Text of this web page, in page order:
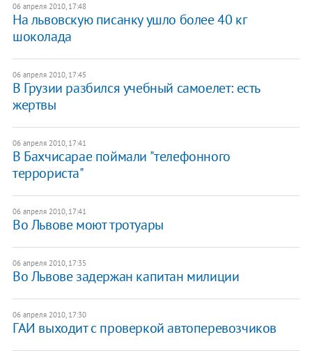
06 апреля 2010, 17:48
На львовскую писанку ушло более 40 кг
шоколада
06 апреля 2010, 17:45
В Грузии разбился учебный самоелет: есть
жертвы
06 апреля 2010, 17:41
В Бахчисарае поймали "телефонного
террориста"
06 апреля 2010, 17:41
Во Львове моют тротуары
06 апреля 2010, 17:35
Во Львове задержан капитан милиции
06 апреля 2010, 17:30
ГАИ выходит с проверкой автоперевозчиков